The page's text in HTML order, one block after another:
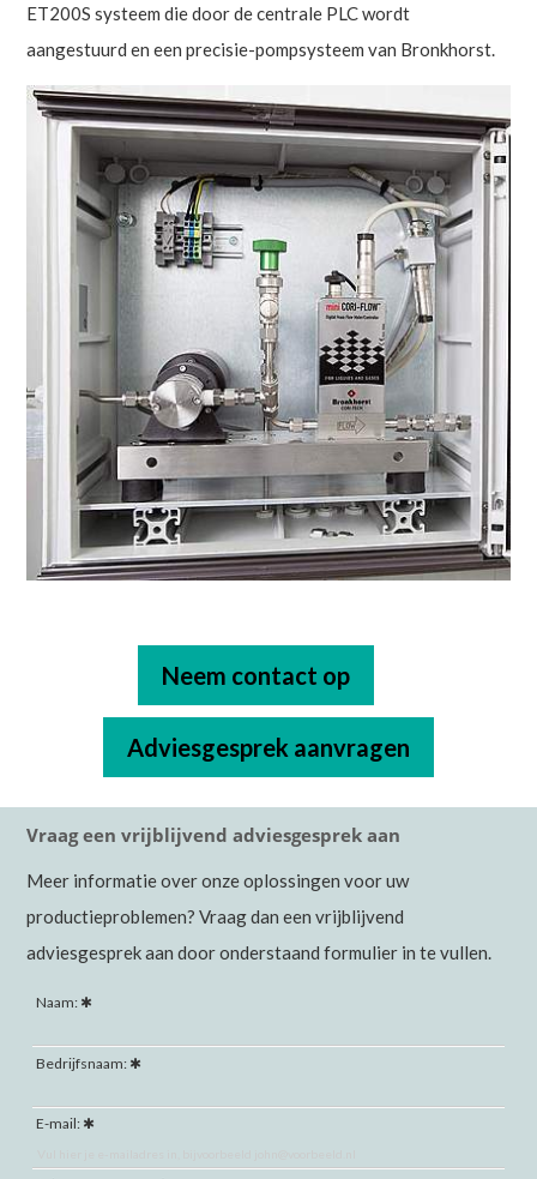
ET200S systeem die door de centrale PLC wordt
aangestuurd en een precisie-pompsysteem van Bronkhorst.
Neem contact op
Adviesgesprek aanvragen
Vraag een vrijblijvend adviesgesprek aan
Meer informatie over onze oplossingen voor uw
productieproblemen? Vraag dan een vrijblijvend
adviesgesprek aan door onderstaand formulier in te vullen.
Naam:
Bedrijfsnaam:
E-mail: